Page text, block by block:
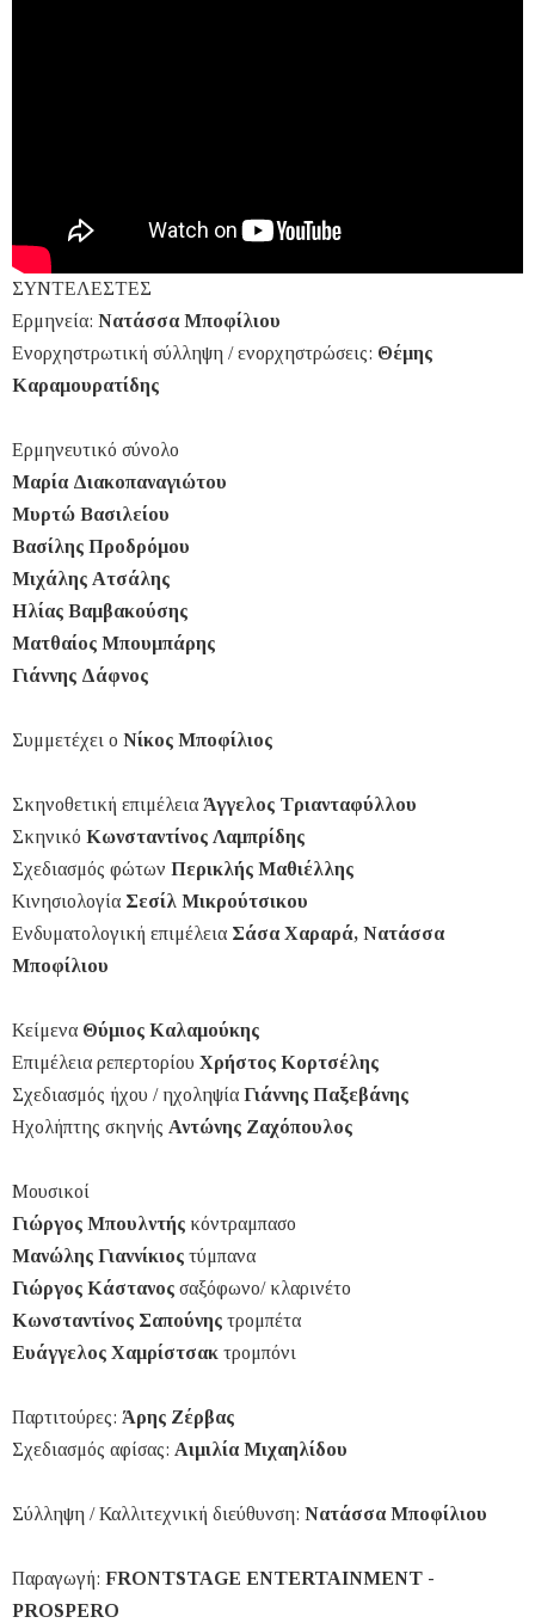
ΣΥΝΤΕΛΕΣΤΕΣ
Ερμηνεία: Νατάσσα Μποφίλιου
Ενορχηστρωτική σύλληψη / ενορχηστρώσεις: Θέμης
Καραμουρατίδης
Ερμηνευτικό σύνολο
Μαρία Διακοπαναγιώτου
Μυρτώ Βασιλείου
Βασίλης Προδρόμου
Μιχάλης Ατσάλης
Ηλίας Βαμβακούσης
Ματθαίος Μπουμπάρης
Γιάννης Δάφνος
Συμμετέχει ο Νίκος Μποφίλιος
Σκηνοθετική επιμέλεια Άγγελος Τριανταφύλλου
Σκηνικό Κωνσταντίνος Λαμπρίδης
Σχεδιασμός φώτων Περικλής Μαθιέλλης
Κινησιολογία Σεσίλ Μικρούτσικου
Ενδυματολογική επιμέλεια Σάσα Χαραρά, Νατάσσα
Μποφίλιου
Κείμενα Θύμιος Καλαμούκης
Επιμέλεια ρεπερτορίου Χρήστος Κορτσέλης
Σχεδιασμός ήχου / ηχοληψία Γιάννης Παξεβάνης
Ηχολήπτης σκηνής Αντώνης Ζαχόπουλος
Μουσικοί
Γιώργος Μπουλντής κόντραμπασο
Μανώλης Γιαννίκιος τύμπανα
Γιώργος Κάστανος σαξόφωνο/ κλαρινέτο
Κωνσταντίνος Σαπούνης τρομπέτα
Ευάγγελος Χαμρίστσακ τρομπόνι
Παρτιτούρες: Άρης Ζέρβας
Σχεδιασμός αφίσας: Αιμιλία Μιχαηλίδου
Σύλληψη / Καλλιτεχνική διεύθυνση: Νατάσσα Μποφίλιου
Παραγωγή: FRONTSTAGE ENTERTAINMENT -
PROSPERO